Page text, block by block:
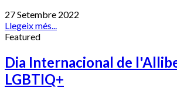
27 Setembre 2022
Llegeix més...
Featured
Dia Internacional de
LGBTIQ+